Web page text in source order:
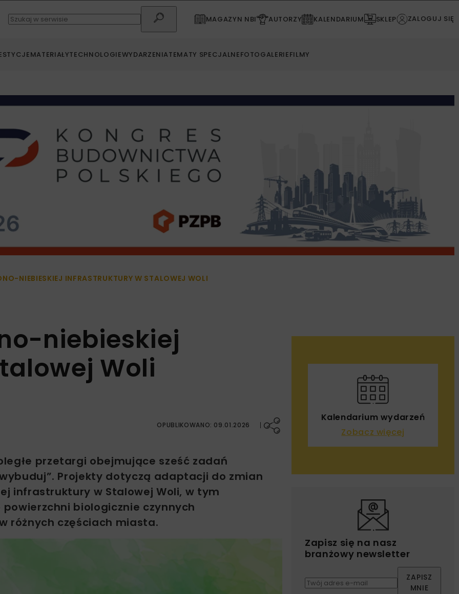
MAGAZYN NBI AUTORZY KALENDARIUM SKLEP ZALOGUJ SIĘ
MATERIAŁYTECHNOLOGIEWYDARZENIATEMATY SPECJALNEFOTOGALERIEFILMY
NIEBIESKIEJ INFRASTRUKTURY W STALOWEJ WOLI
niebieskiej
Woli
OPUBLIKOWANO: 09.01.2026
przetargi obejmujące sześć zadań
Projekty dotyczą adaptacji do zmian
infrastruktury w Stalowej Woli, w tym
biologicznie czynnych
różnych częściach miasta.
Kalendarium wydarzeń
Zobacz więcej
Zapisz się na nasz
branżowy newsletter
ZAPISZ
MNIE